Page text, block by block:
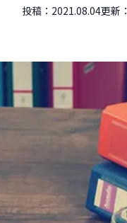
投稿： 2021.08.04更新：